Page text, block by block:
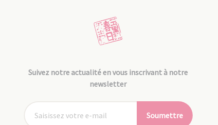
Suivez notre actualité en vous inscrivant à notre
newsletter
Soumettre